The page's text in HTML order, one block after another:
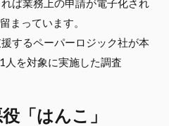
ば業務上の申請が電子化され
まっています。
するペーパーロジック社が本
を対象に実施した調査
「はんこ」